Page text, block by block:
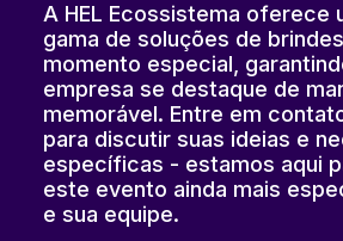
A HEL Ecossistema oferece
gama de soluções de
momento especial,
empresa se destaque de
memorável. Entre em
para discutir suas ideias e
específicas - estamos aqui
este evento ainda mais
e sua equipe.